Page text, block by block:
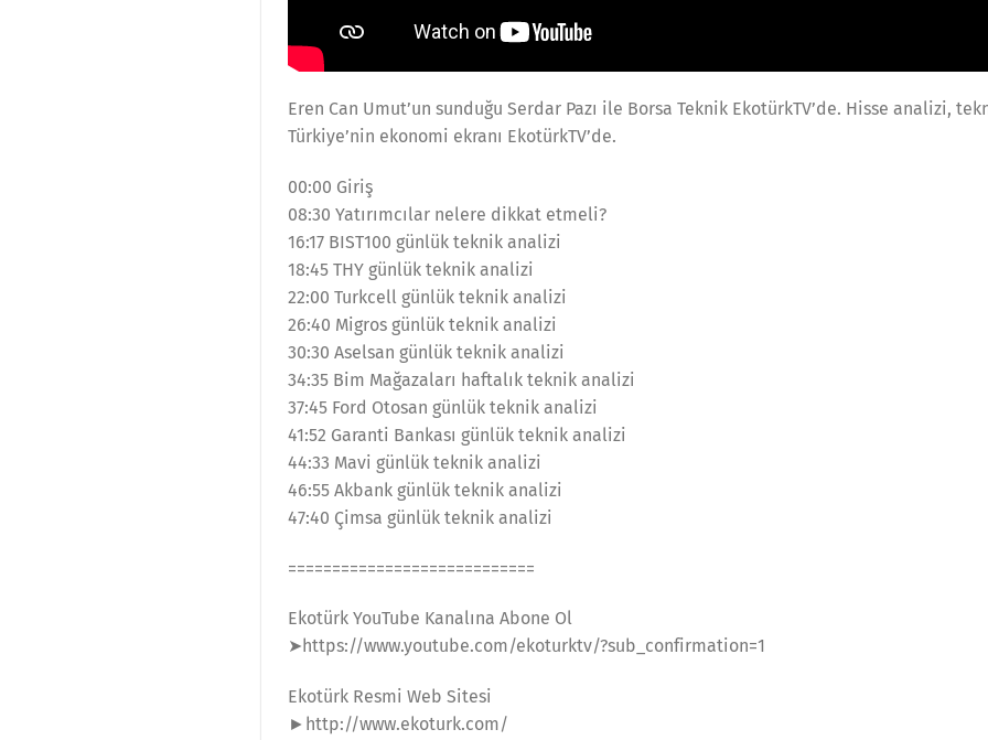
Eren Can Umut’un sunduğu Serdar Pazı ile Borsa Teknik EkotürkTV’de. Hisse analizi,
Türkiye’nin ekonomi ekranı EkotürkTV’de.
00:00 Giriş
08:30 Yatırımcılar nelere dikkat etmeli?
16:17 BIST100 günlük teknik analizi
18:45 THY günlük teknik analizi
22:00 Turkcell günlük teknik analizi
26:40 Migros günlük teknik analizi
30:30 Aselsan günlük teknik analizi
34:35 Bim Mağazaları haftalık teknik analizi
37:45 Ford Otosan günlük teknik analizi
41:52 Garanti Bankası günlük teknik analizi
44:33 Mavi günlük teknik analizi
46:55 Akbank günlük teknik analizi
47:40 Çimsa günlük teknik analizi
============================
Ekotürk YouTube Kanalına Abone Ol
➤https://www.youtube.com/ekoturktv/?sub_confirmation=1
Ekotürk Resmi Web Sitesi
►http://www.ekoturk.com/